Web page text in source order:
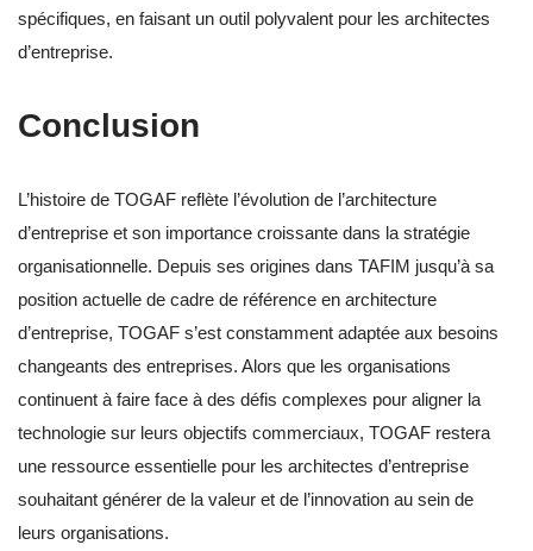
spécifiques, en faisant un outil polyvalent pour les architectes
d’entreprise.
Conclusion
L’histoire de TOGAF reflète l’évolution de l’architecture
d’entreprise et son importance croissante dans la stratégie
organisationnelle. Depuis ses origines dans TAFIM jusqu’à sa
position actuelle de cadre de référence en architecture
d’entreprise, TOGAF s’est constamment adaptée aux besoins
changeants des entreprises. Alors que les organisations
continuent à faire face à des défis complexes pour aligner la
technologie sur leurs objectifs commerciaux, TOGAF restera
une ressource essentielle pour les architectes d’entreprise
souhaitant générer de la valeur et de l’innovation au sein de
leurs organisations.